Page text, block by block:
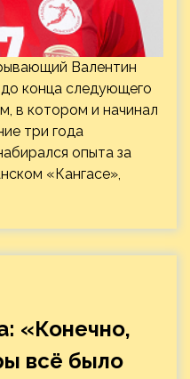
Валентин
конца следующего
в котором и начинал
три года
опыта за
«Кангасе»,
«Конечно,
всё было